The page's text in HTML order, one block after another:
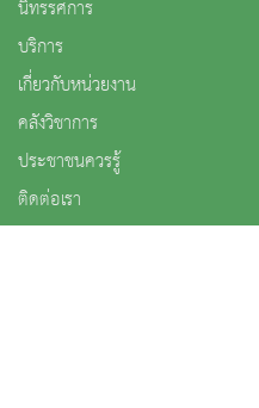
นิทรรศการ
บริการ
เกี่ยวกับหน่วยงาน
คลังวิชาการ
ประชาชนควรรู้
ติดต่อเรา